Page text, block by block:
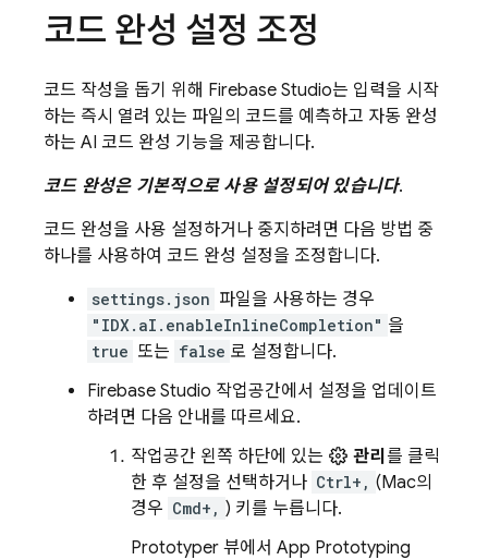
코드 완성 설정 조정
코드 작성을 돕기 위해 Firebase Studio는 입력을 시작
하는 즉시 열려 있는 파일의 코드를 예측하고 자동 완성
하는 AI 코드 완성 기능을 제공합니다.
코드 완성은 기본적으로 사용 설정되어 있습니다.
코드 완성을 사용 설정하거나 중지하려면 다음 방법 중
하나를 사용하여 코드 완성 설정을 조정합니다.
settings.json 파일을 사용하는 경우
"IDX.aI.enableInlineCompletion" 을
true 또는 false 로 설정합니다.
Firebase Studio 작업공간에서 설정을 업데이트
하려면 다음 안내를 따르세요.
작업공간 왼쪽 하단에 있는
관리 를 클릭
한 후 설정을 선택하거나 Ctrl+, (Mac의
경우 Cmd+, ) 키를 누릅니다.
Prototyper 뷰에서 App Prototyping